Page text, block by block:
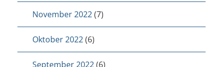
November 2022(7)
Oktober 2022(6)
September 2022(6)